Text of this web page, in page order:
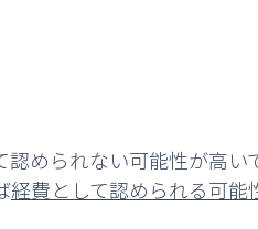
認められない可能性が高い
経費として認められる可能